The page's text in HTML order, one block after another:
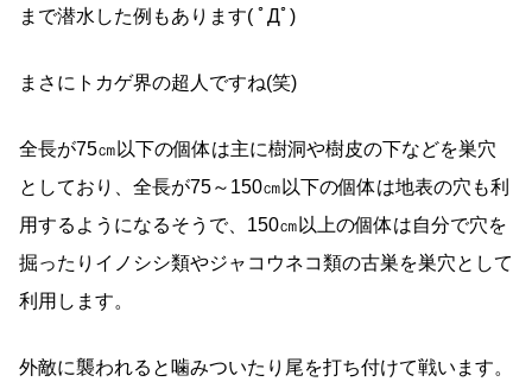
まで潜水した例もあります( ﾟДﾟ)
まさにトカゲ界の超人ですね(笑)
全長が75㎝以下の個体は主に樹洞や樹皮の下などを巣穴
としており、全長が75～150㎝以下の個体は地表の穴も利
用するようになるそうで、150㎝以上の個体は自分で穴を
掘ったりイノシシ類やジャコウネコ類の古巣を巣穴として
利用します。
外敵に襲われると噛みついたり尾を打ち付けて戦います。